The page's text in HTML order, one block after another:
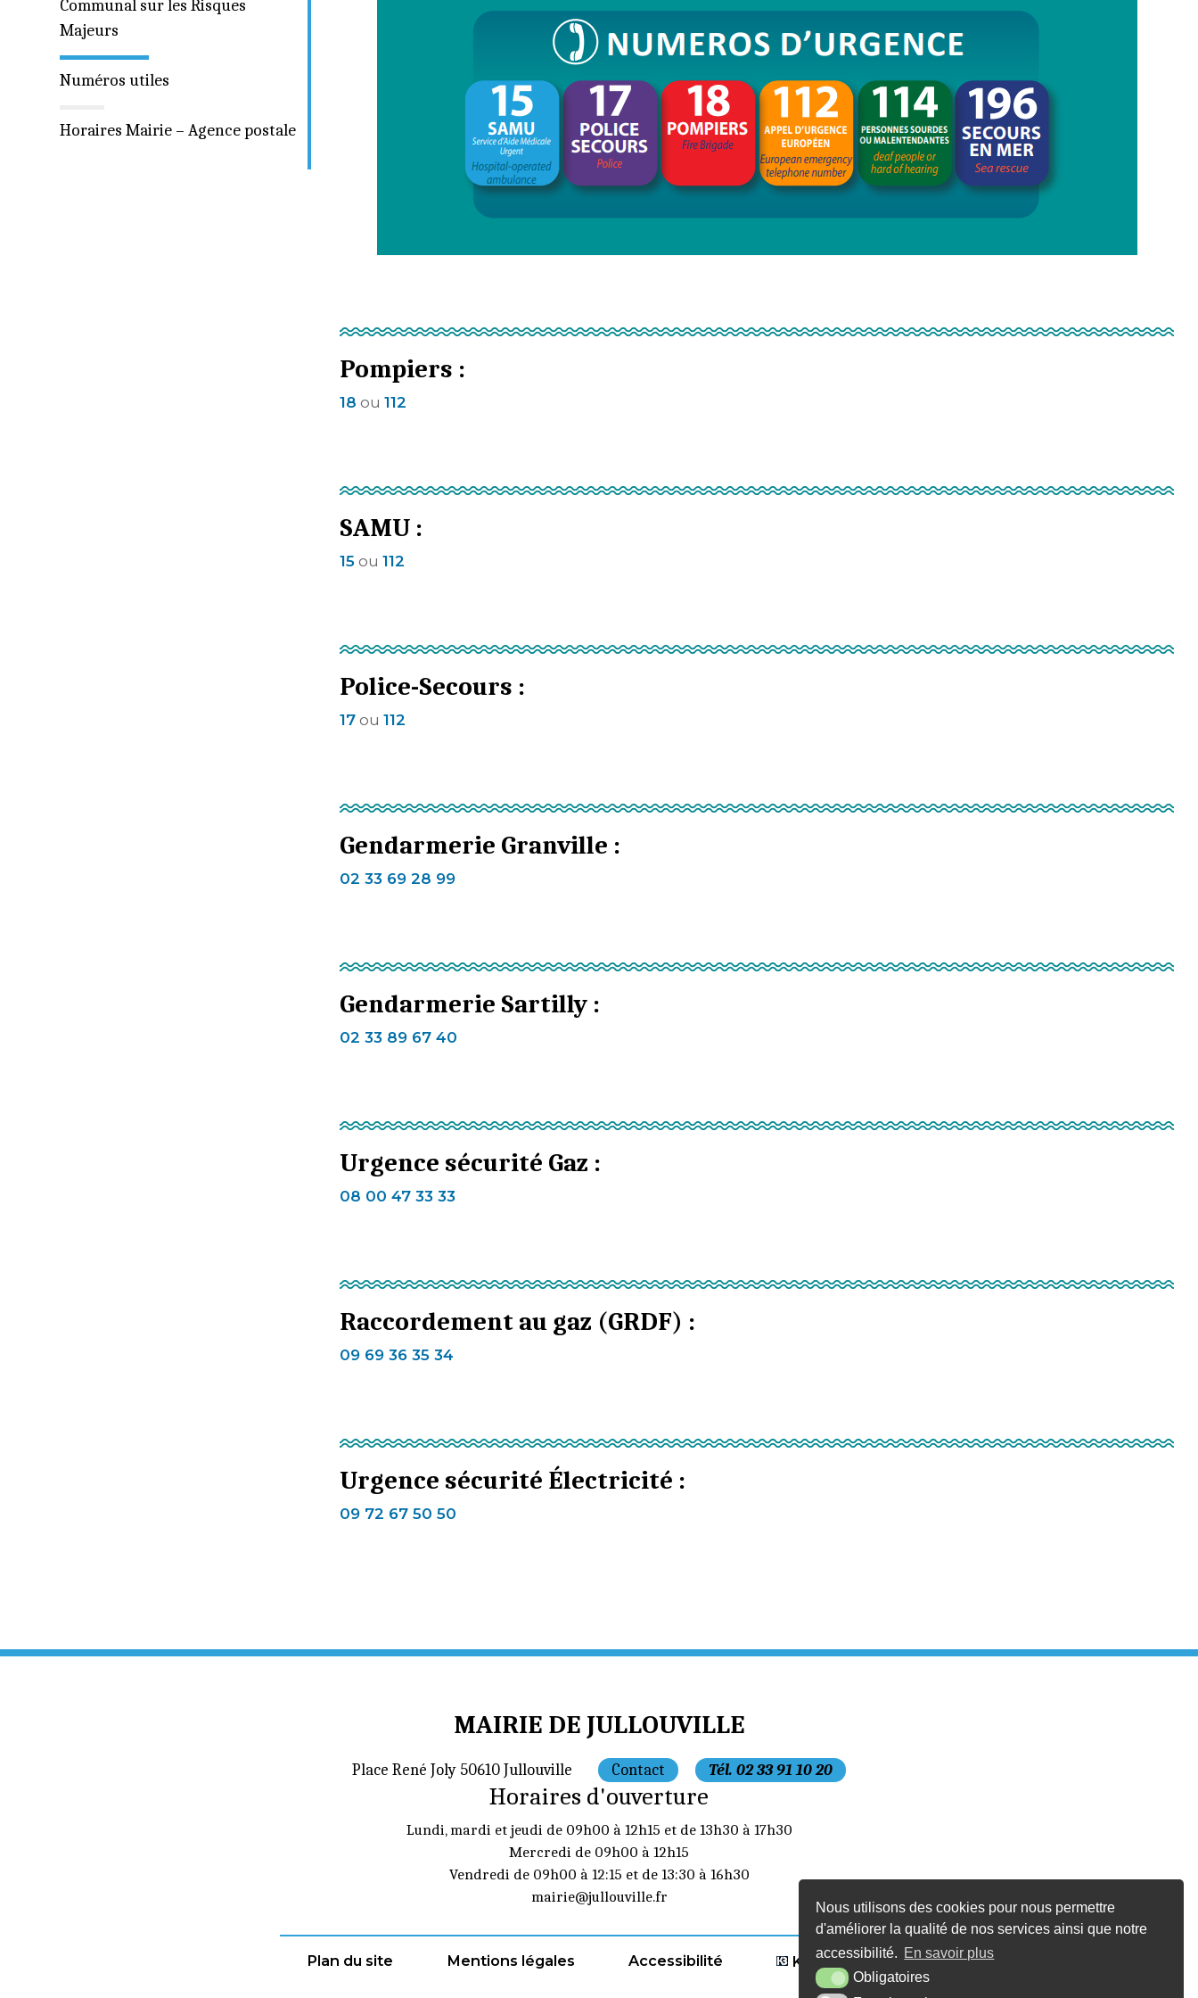
Nous utilisons des cookies pour nous permettre
d'améliorer la qualité de nos services ainsi que notre
accessibilité. En savoir plus
Obligatoires
Communal sur les Risques
Majeurs
Numéros utiles
Horaires Mairie – Agence postale
Pompiers :
18 ou112
SAMU :
15 ou112
Police-Secours :
17 ou112
Gendarmerie Granville :
02 33 69 28 99
Gendarmerie Sartilly :
02 33 89 67 40
Urgence sécurité Gaz :
08 00 47 33 33
Raccordement au gaz (GRDF) :
09 69 36 35 34
Urgence sécurité Électricité :
09 72 67 50 50
MAIRIE DE JULLOUVILLE
Place René Joly 50610 Jullouville Contact Tél. 02 33 91 10 20
Horaires d'ouverture
Lundi, mardi et jeudi de 09h00 à 12h15 et de 13h30 à 17h30
Mercredi de 09h00 à 12h15
Vendredi de 09h00 à 12:15 et de 13:30 à 16h30
mairie@jullouville.fr
Plan du site Mentions légales Accessibilité Krea3